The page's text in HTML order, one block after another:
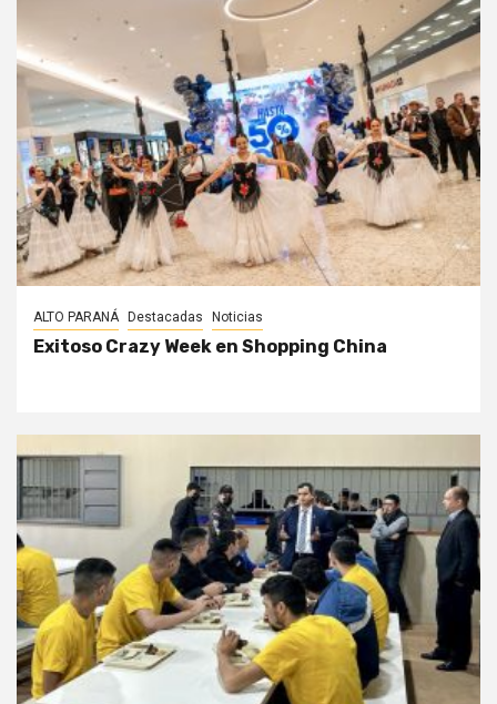
ALTO PARANÁ Destacadas Noticias
Exitoso Crazy Week en Shopping China